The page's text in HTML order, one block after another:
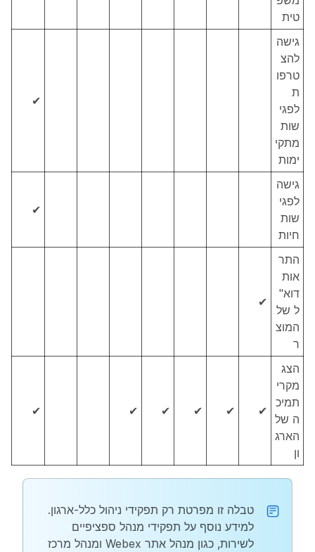
טית
גישה
להצ
טרפו
ת
לפגי
שות
מתקי
ימות
✔
גישה
לפגי
שות
חיות
✔
התר
אות
דוא"
ל של
המוצ
ר
✔
הצג
מקרי
תמיכ
ה של
הארג
ון
✔
✔
✔
✔
✔
✔
טבלה זו מפרטת רק תפקידי ניהול כלל-ארגון.
למידע נוסף על תפקידי מנהל ספציפיים
לשירות, כגון מנהל אתר Webex ומנהל מרכז